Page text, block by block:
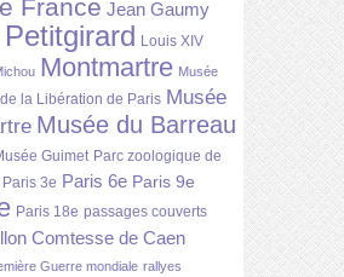
France Jean Gaumy
Louis XIV
Montmartre Musée
la Libération de Paris Musée
Musée du Barreau
Guimet Parc zoologique de
Paris 3e Paris 6e Paris 9e
Paris 18e passages couverts
Comtesse de Caen
Guerre mondiale rallyes